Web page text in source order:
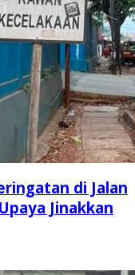
di Jalan
Jinakkan